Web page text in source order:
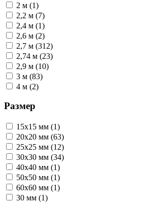
2 м (1)
2,2 м (7)
2,4 м (1)
2,6 м (2)
2,7 м (312)
2,74 м (23)
2,9 м (10)
3 м (83)
4 м (2)
Размер
15х15 мм (1)
20х20 мм (63)
25х25 мм (12)
30х30 мм (34)
40х40 мм (1)
50х50 мм (1)
60х60 мм (1)
30 мм (1)